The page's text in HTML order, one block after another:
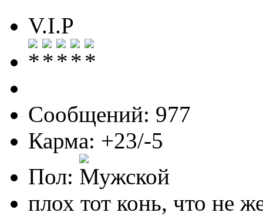
V.I.P
Сообщений: 977
Карма: +23/-5
Пол:
плох тот конь, что не